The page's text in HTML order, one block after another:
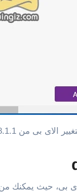
كما فى سكرين شوت أعلاه .